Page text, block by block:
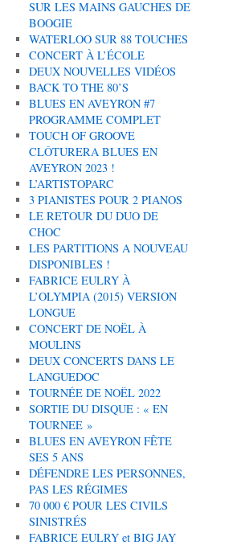
SUR LES MAINS GAUCHES DE
BOOGIE
WATERLOO SUR 88 TOUCHES
CONCERT À L’ÉCOLE
DEUX NOUVELLES VIDÉOS
BACK TO THE 80’S
BLUES EN AVEYRON #7
PROGRAMME COMPLET
TOUCH OF GROOVE
CLÔTURERA BLUES EN
AVEYRON 2023 !
L’ARTISTOPARC
3 PIANISTES POUR 2 PIANOS
LE RETOUR DU DUO DE
CHOC
LES PARTITIONS A NOUVEAU
DISPONIBLES !
FABRICE EULRY À
L’OLYMPIA (2015) VERSION
LONGUE
CONCERT DE NOËL À
MOULINS
DEUX CONCERTS DANS LE
LANGUEDOC
TOURNÉE DE NOËL 2022
SORTIE DU DISQUE : « EN
TOURNEE »
BLUES EN AVEYRON FÊTE
SES 5 ANS
DÉFENDRE LES PERSONNES,
PAS LES RÉGIMES
70 000 € POUR LES CIVILS
SINISTRÉS
FABRICE EULRY et BIG JAY